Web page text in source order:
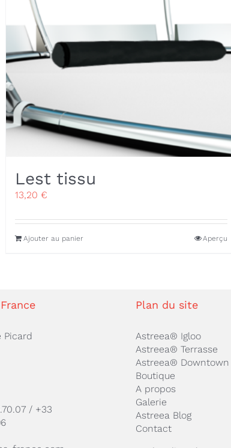
Lest tissu
13,20 €
Ajouter au panier Aperçu
Picard
/ +33
Plan du site
Astreea® Igloo
Astreea® Terrasse
Astreea® Downtown
Boutique
A propos
Galerie
Astreea Blog
Contact